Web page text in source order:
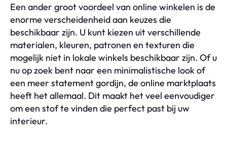
Een ander groot voordeel van online winkelen is de
enorme verscheidenheid aan keuzes die
beschikbaar zijn. U kunt kiezen uit verschillende
materialen, kleuren, patronen en texturen die
mogelijk niet in lokale winkels beschikbaar zijn. Of u
nu op zoek bent naar een minimalistische look of
een meer statement gordijn, de online marktplaats
heeft het allemaal. Dit maakt het veel eenvoudiger
om een stof te vinden die perfect past bij uw
interieur.